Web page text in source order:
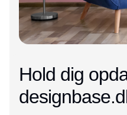
Hold dig